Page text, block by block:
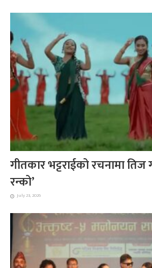
गीतकार भट्टराईको रचनामा तिज
रन्को’
July 23, 2026